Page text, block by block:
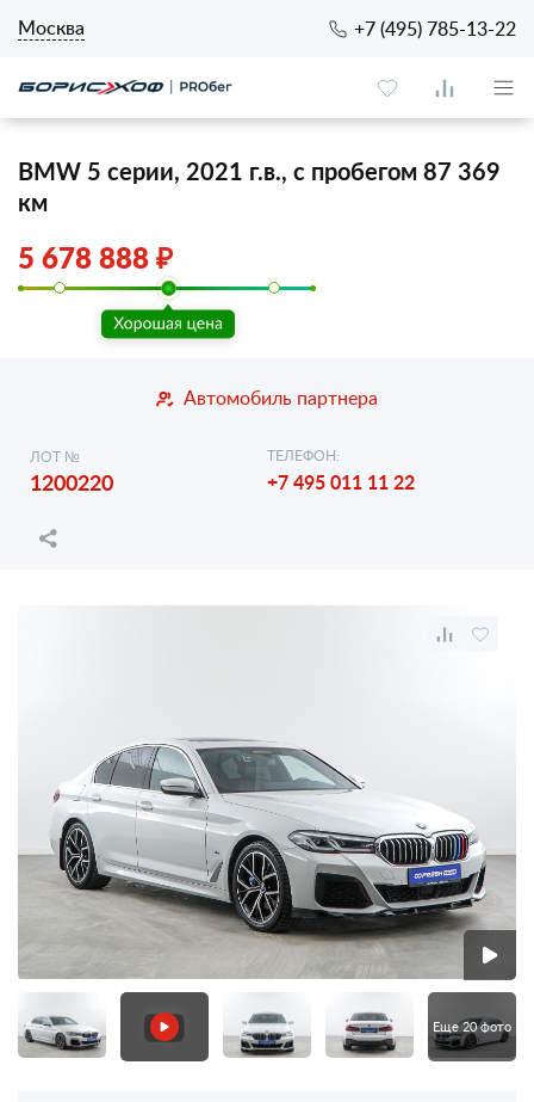
Москва +7 (495) 785-13-22
BMW 5 серии, 2021 г.в., с пробегом 87 369
км
5 678 888 ₽
Автомобиль партнера
ЛОТ №
1200220
ТЕЛЕФОН:
+7 495 011 11 22
Еще 20 фото